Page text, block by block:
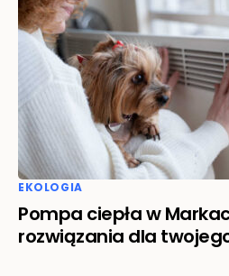
EKOLOGIA
Pompa ciepła w
rozwiązania dla